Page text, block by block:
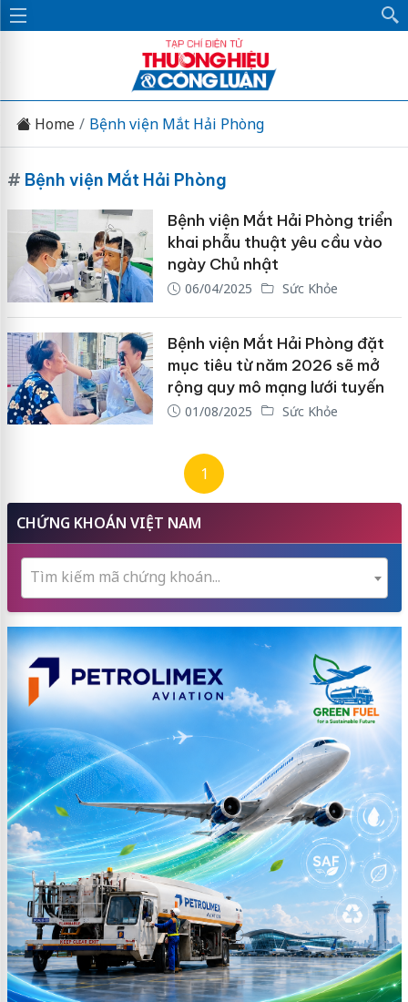
Home Bệnh viện Mắt Hải Phòng
# Bệnh viện Mắt Hải Phòng
Bệnh viện Mắt Hải Phòng triển
khai phẫu thuật yêu cầu vào
ngày Chủ nhật
06/04/2025 Sức Khỏe
Bệnh viện Mắt Hải Phòng đặt
mục tiêu từ năm 2026 sẽ mở
rộng quy mô mạng lưới tuyến
01/08/2025 Sức Khỏe
1
CHỨNG KHOÁN VIỆT NAM
Tìm kiếm mã chứng khoán...